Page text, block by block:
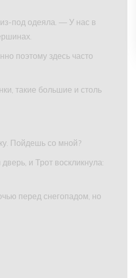
под одеяла. — У нас в
поэтому здесь часто
такие большие и столь
Пойдешь со мной?
и Трот воскликнула:
перед снегопадом, но